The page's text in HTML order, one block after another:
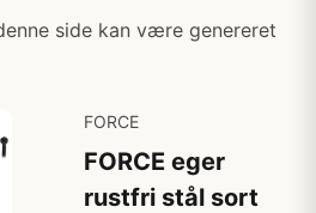
side kan være genereret
FORCE
FORCE eger
rustfri stål sort